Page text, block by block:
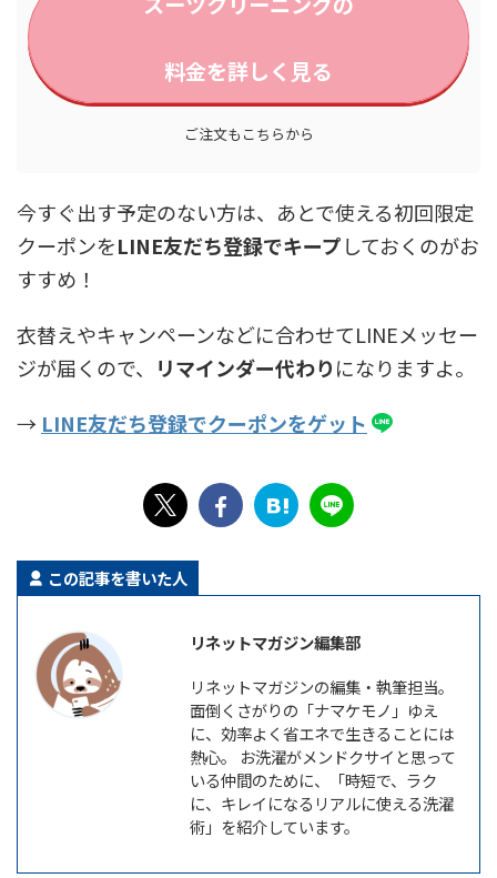
料金を詳しく見る
ご注文もこちらから
今すぐ出す予定のない方は、あとで使える初回限定
クーポンをLINE友だち登録でキープしておくのがお
すすめ！
衣替えやキャンペーンなどに合わせてLINEメッセー
ジが届くので、
リマインダー代わりになりますよ。
→ LINE友だち登録でクーポンをゲット
この記事を書いた人
リネットマガジン編集部
リネットマガジンの編集・執筆担当。
面倒くさがりの「ナマケモノ」ゆえ
に、効率よく省エネで生きることには
熱心。 お洗濯がメンドクサイと思って
いる仲間のために、「時短で、ラク
に、キレイになるリアルに使える洗濯
術」を紹介しています。